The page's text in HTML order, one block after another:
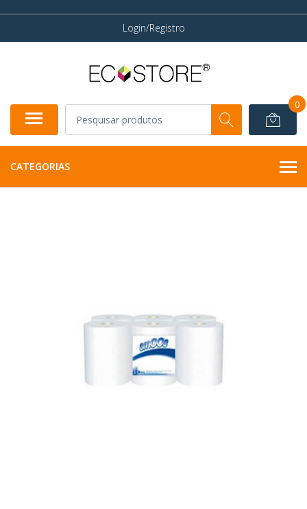
Login/Registro
0
CATEGORIAS